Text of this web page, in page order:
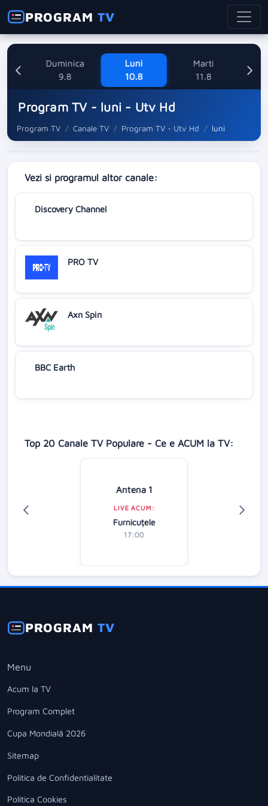
PROGRAMTV
Duminica
9.8
Luni
10.8
Marti
11.8
Program TV - luni - Utv Hd
Program TV Canale TV Program TV - Utv Hd luni
Vezi si programul altor canale:
Discovery Channel
PRO TV
Axn Spin
BBC Earth
Top 20 Canale TV Populare - Ce e ACUM la TV:
Antena 1
LIVE ACUM:
Furnicuțele
17:00
PROGRAMTV
Menu
Acum la TV
Program Complet
Cupa Mondială 2026
Sitemap
Politica de Confidentialitate
Politica Cookies